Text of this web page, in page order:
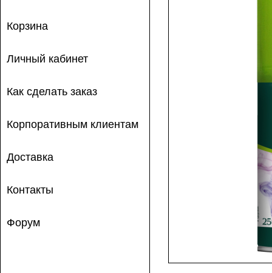
Корзина
Личный кабинет
Как сделать заказ
Корпоративным клиентам
Доставка
Контакты
Форум